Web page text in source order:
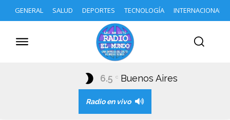
GENERAL SALUD DEPORTES TECNOLOGÍA INTERNACIONAL
6.5 C Buenos Aires
Radio en vivo